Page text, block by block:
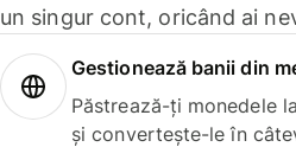
un singur cont, oricând ai
Gestionează banii din
Păstrează-ți monedele
și convertește-le în